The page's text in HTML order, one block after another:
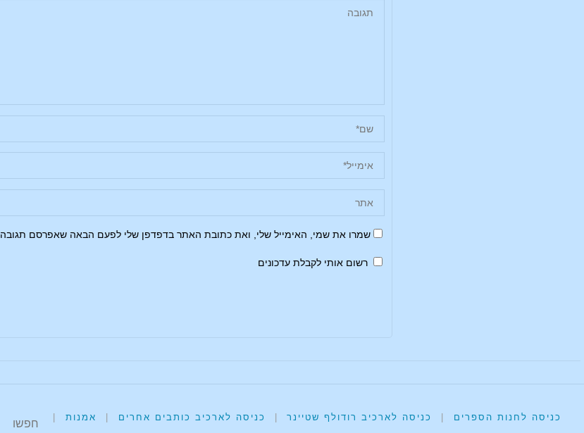
שמרו את שמי, האימייל שלי, ואת כתובת האתר בדפדפן שלי לפעם הבאה שאפרסם תגובה.
רשום אותי לקבלת עדכונים
כניסה לחנות הספרים כניסה לארכיב רודולף שטיינר כניסה לארכיב כותבים אחרים אמנות